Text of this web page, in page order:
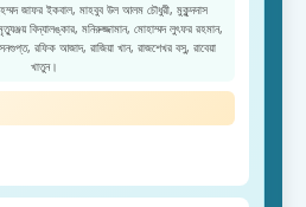
জাফর ইকবাল, মাহবুব উল আলম চৌধুরী, মুকুন্দদাস
বিদ্যালঙ্কার, মনিরুজ্জামান, মোহাম্মদ লুৎফর রহমান,
রফিক আজাদ, রাজিয়া খান, রাজশেখর বসু, রাবেয়া
খাতুন।